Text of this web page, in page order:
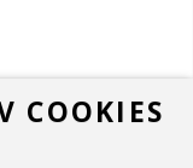
COOKIES